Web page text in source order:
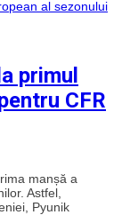
primul
CFR
manșă a
Astfel,
Pyunik